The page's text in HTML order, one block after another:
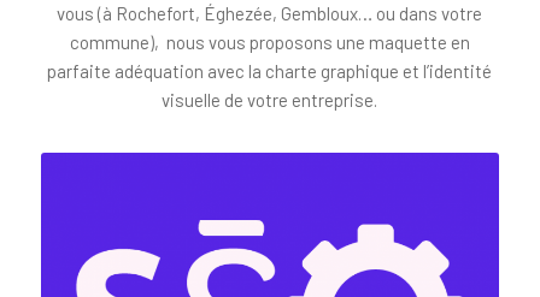
vous (à Rochefort, Éghezée, Gembloux… ou dans votre
commune), nous vous proposons une maquette en
parfaite adéquation avec la charte graphique et l’identité
visuelle de votre entreprise.